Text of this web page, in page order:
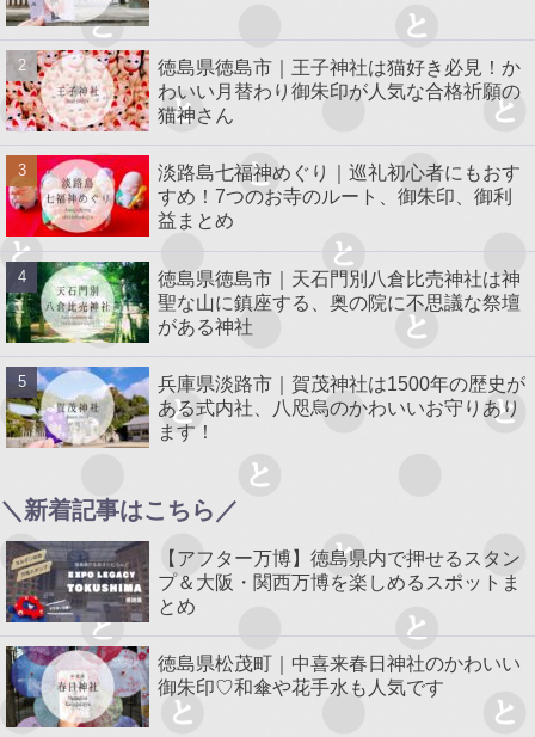
徳島県徳島市｜王子神社は猫好き必見！か
わいい月替わり御朱印が人気な合格祈願の
猫神さん
淡路島七福神めぐり｜巡礼初心者にもおす
すめ！7つのお寺のルート、御朱印、御利
益まとめ
徳島県徳島市｜天石門別八倉比売神社は神
聖な山に鎮座する、奥の院に不思議な祭壇
がある神社
兵庫県淡路市｜賀茂神社は1500年の歴史が
ある式内社、八咫烏のかわいいお守りあり
ます！
＼新着記事はこちら／
【アフター万博】徳島県内で押せるスタン
プ＆大阪・関西万博を楽しめるスポットま
とめ
徳島県松茂町｜中喜来春日神社のかわいい
御朱印♡和傘や花手水も人気です